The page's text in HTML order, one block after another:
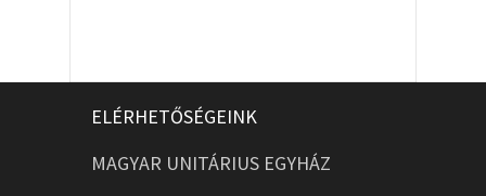
ELÉRHETŐSÉGEINK
MAGYAR UNITÁRIUS EGYHÁZ